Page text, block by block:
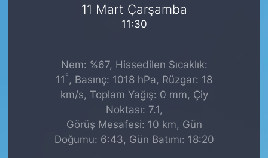
11 Mart Çarşamba
11:30
Nem: %67, Hissedilen Sıcaklık:
11 ° , Basınç: 1018 hPa, Rüzgar: 18
km/s, Toplam Yağış: 0 mm, Çiy
Noktası: 7.1,
Görüş Mesafesi: 10 km, Gün
Doğumu: 6:43, Gün Batımı: 18:20